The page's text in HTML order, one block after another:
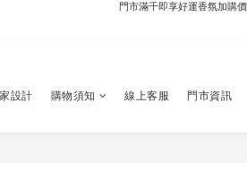
新自製款系列首批限時優惠｜單件95
設計 購物須知 線上客服 門市資訊